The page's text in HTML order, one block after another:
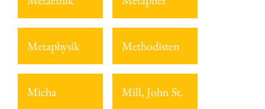
Metaphysik Methodisten
Micha Mill, John St.